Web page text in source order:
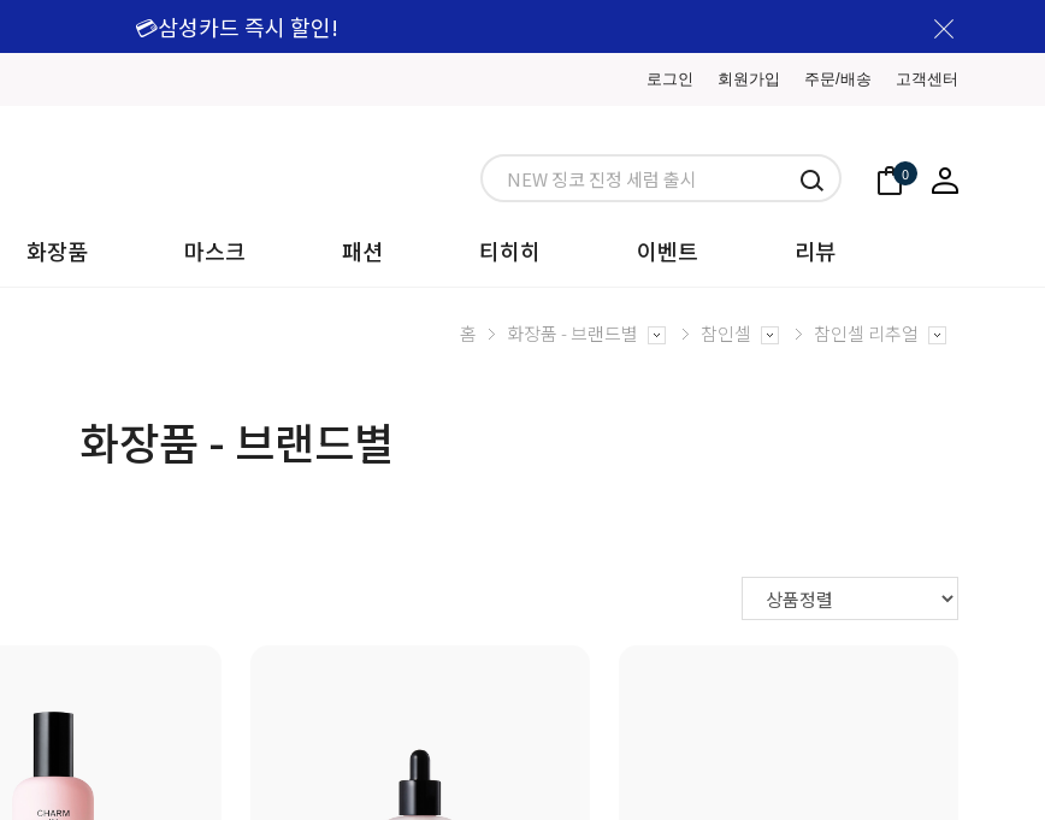
💳삼성카드 즉시 할인!
로그인 회원가입 주문/배송 고객센터
0
화장품 마스크 패션 티히히 이벤트 리뷰
홈 화장품 - 브랜드별 참인셀 참인셀 리추얼
화장품 - 브랜드별